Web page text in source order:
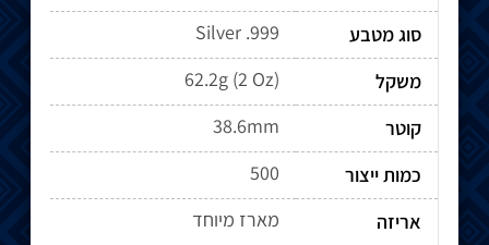
סוג מטבע
Silver .999
משקל
62.2g (2 Oz)
קוטר
38.6mm
כמות ייצור
500
אריזה
מארז מיוחד